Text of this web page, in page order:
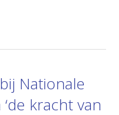
Nationale
kracht van